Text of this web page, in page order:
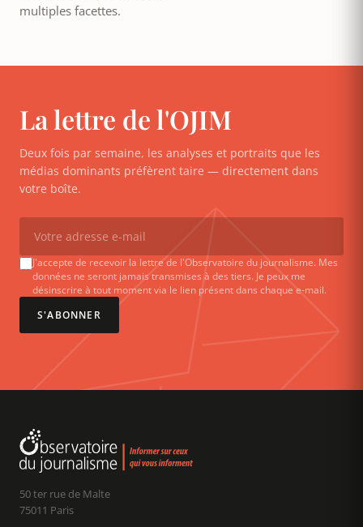
multiples facettes.
La lettre de l'OJIM
Deux fois par semaine, les analyses et portraits que les
médias dominants préfèrent taire — directement dans
votre boîte.
J'accepte de recevoir la lettre de l'Observatoire du journalisme. Mes
données ne seront jamais transmises à des tiers. Je peux me
désinscrire à tout moment via le lien présent dans chaque e-mail.
S'ABONNER
50 ter rue de Malte
75011 Paris